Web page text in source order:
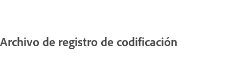
Archivo de registro de codificación